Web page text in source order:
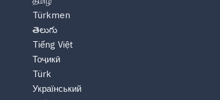
Türkmen
తెలుగు
Tiếng Việt
Тоҷикӣ
Türk
Український